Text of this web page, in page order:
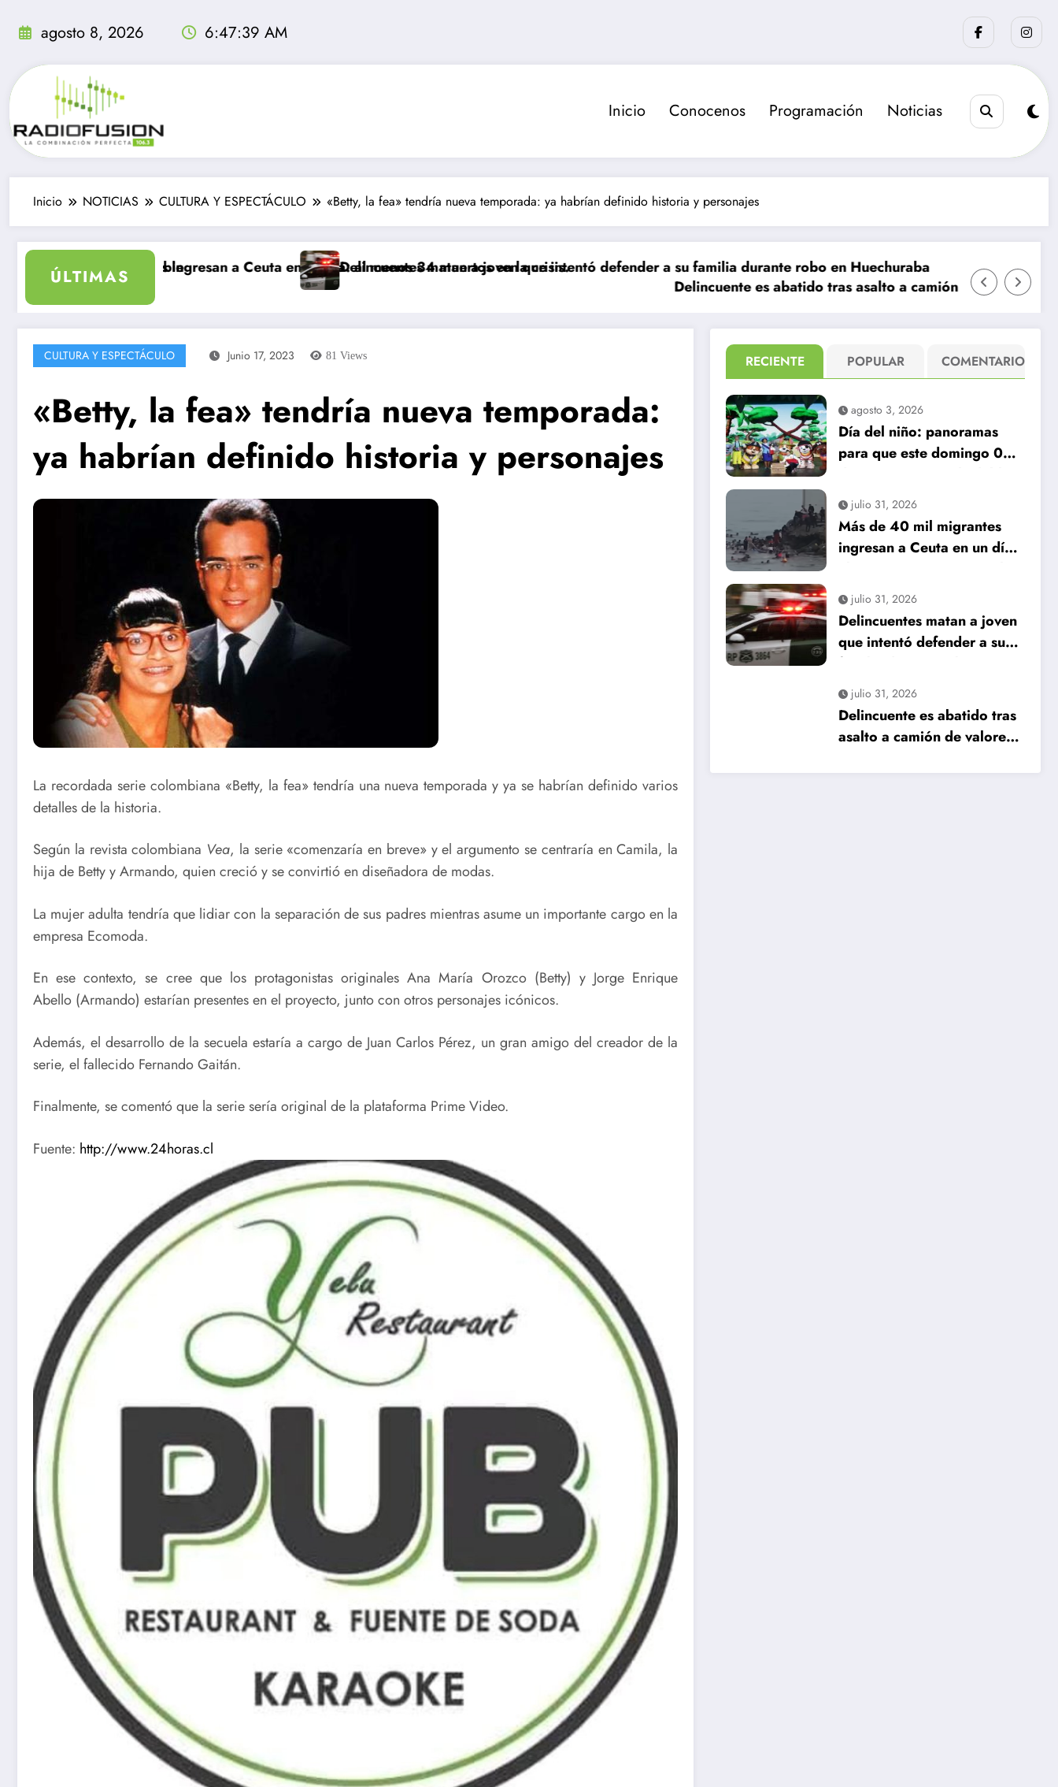
agosto 8, 2026 6:47:41 AM
Inicio Conocenos Programación Noticias
Inicio NOTICIAS CULTURA Y ESPECTÁCULO «Betty, la fea» tendría nueva temporada: ya habrían definido historia y personajes
ÚLTIMAS
inolvidableingresan a Ceuta en un día: al menos 34 muertos en la crisis.
Delincuentes matan a joven que intentó defender a su familia durante robo en Huechuraba
Delincuente es abatido tras asalto a camión de valores en Santiago
La sanción que busca
CULTURA Y ESPECTÁCULO Junio 17, 2023 81 Views
«Betty, la fea» tendría nueva temporada:
ya habrían definido historia y personajes
La recordada serie colombiana «Betty, la fea» tendría una nueva temporada y ya se habrían definido varios
detalles de la historia.
Según la revista colombiana Vea, la serie «comenzaría en breve» y el argumento se centraría en Camila, la
hija de Betty y Armando, quien creció y se convirtió en diseñadora de modas.
La mujer adulta tendría que lidiar con la separación de sus padres mientras asume un importante cargo en la
empresa Ecomoda.
En ese contexto, se cree que los protagonistas originales Ana María Orozco (Betty) y Jorge Enrique
Abello (Armando) estarían presentes en el proyecto, junto con otros personajes icónicos.
Además, el desarrollo de la secuela estaría a cargo de Juan Carlos Pérez, un gran amigo del creador de la
serie, el fallecido Fernando Gaitán.
Finalmente, se comentó que la serie sería original de la plataforma Prime Video.
Fuente: http://www.24horas.cl
RECIENTE POPULAR COMENTARIO
agosto 3, 2026
Día del niño: panoramas
para que este domingo 09
julio 31, 2026
Más de 40 mil migrantes
ingresan a Ceuta en un día:
crisis.
julio 31, 2026
Delincuentes matan a joven
que intentó defender a su
familia durante robo en
Huechuraba
julio 31, 2026
Delincuente es abatido tras
asalto a camión de valores